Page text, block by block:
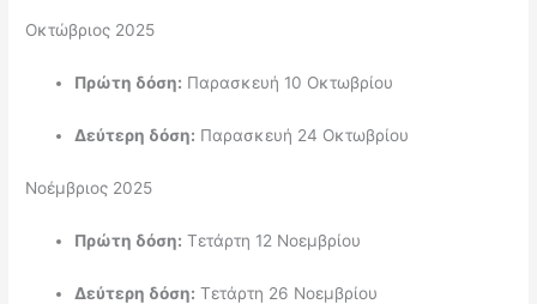
Οκτώβριος 2025
Πρώτη δόση: Παρασκευή 10 Οκτωβρίου
Δεύτερη δόση: Παρασκευή 24 Οκτωβρίου
Νοέμβριος 2025
Πρώτη δόση: Τετάρτη 12 Νοεμβρίου
Δεύτερη δόση: Τετάρτη 26 Νοεμβρίου